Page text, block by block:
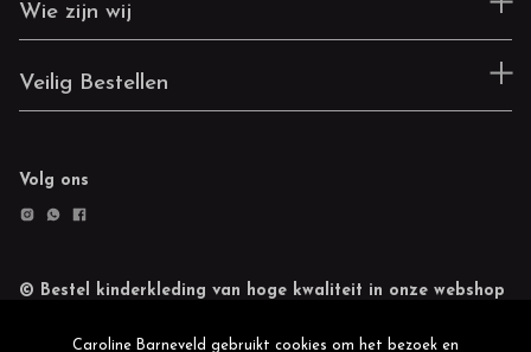
Wie zijn wij
Veilig Bestellen
Volg ons
© Bestel kinderkleding van hoge kwaliteit in onze webshop
Caroline Barneveld gebruikt cookies om het bezoek en